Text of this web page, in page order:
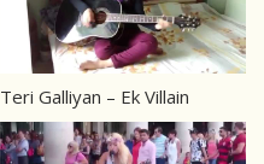
Teri Galliyan – Ek Villain